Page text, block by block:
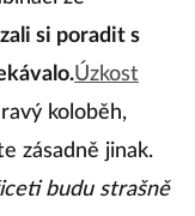
si poradit s
Úzkost
koloběh,
zásadně jinak.
budu strašně